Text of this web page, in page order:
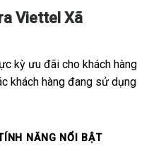
Viettel Xã
kỳ ưu đãi cho khách hàng
khách hàng đang sử dụng
NĂNG NỔI BẬT